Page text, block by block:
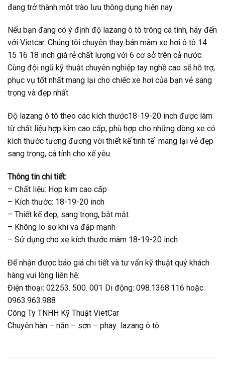
đang trở thành một trào lưu thông dụng hiện nay.
Nếu bạn đang có ý định độ lazang ô tô trông cá tính, hãy đến
với Vietcar. Chúng tôi chuyên thay bán mâm xe hơi ô tô 14
15 16 18 inch giá rẻ chất lượng với 6 cơ sở trên cả nước.
Cùng đội ngũ kỹ thuật chuyên nghiệp tay nghề cao sẽ hỗ trợ,
phục vụ tốt nhất mang lại cho chiếc xe hơi của bạn vẻ sang
trọng và đẹp nhất.
Độ lazang ô tô theo các kích thước18-19-20 inch được làm
từ chất liệu hợp kim cao cấp, phù hợp cho những dòng xe có
kích thước tương đương với thiết kế tinh tế mang lại vẻ đẹp
sang trọng, cá tính cho xế yêu.
Thông tin chi tiết:
– Chất liệu: Hợp kim cao cấp
– Kích thước: 18-19-20 inch
– Thiết kế đẹp, sang trọng, bắt mắt
– Không lo sợ khi va đập mạnh
– Sử dụng cho xe kích thước mâm 18-19-20 inch
Để nhận được báo giá chi tiết và tư vấn kỹ thuật quý khách
hàng vui lòng liên hệ:
Điện thoại: 02253. 500. 001 Di động: 098.1368.116 hoặc
0963.963.988
Công Ty TNHH Kỹ Thuật VietCar
Chuyên hàn – nắn – sơn – phay lazang ô tô.